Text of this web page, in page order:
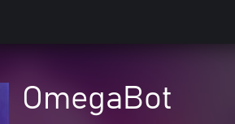
OmegaBot